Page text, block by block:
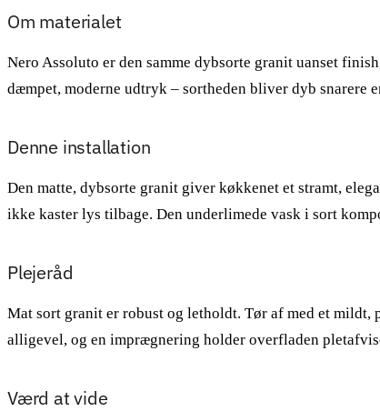
Om materialet
Nero Assoluto er den samme dybsorte granit uanset
dæmpet, moderne udtryk – sortheden bliver dyb snarere
Denne installation
Den matte, dybsorte granit giver køkkenet et stramt,
ikke kaster lys tilbage. Den underlimede vask i sort
Plejeråd
Mat sort granit er robust og letholdt. Tør af med et mildt,
alligevel, og en imprægnering holder overfladen
Værd at vide